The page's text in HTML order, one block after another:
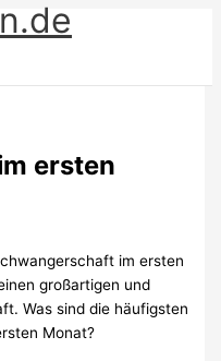
ersten
im ersten
großartigen und
Was sind die häufigsten
Monat?